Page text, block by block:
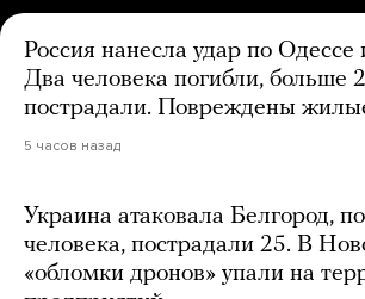
Россия нанесла удар по Одессе
Два человека погибли, больше
пострадали. Повреждены
5 часов назад
Украина атаковала Белгород,
человека, пострадали 25. В
«обломки дронов» упали на